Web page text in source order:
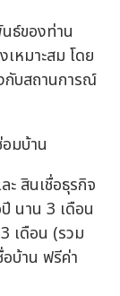
ธ์ของท่าน
เหมาะสม โดย
กับสถานการณ์
มบ้าน
สินเชื่อธุรกิจ
นาน 3 เดือน
เดือน (รวม
บ้าน ฟรีค่า